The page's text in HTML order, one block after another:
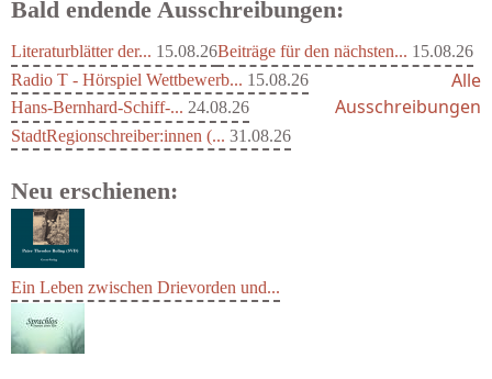
Bald endende Ausschreibungen:
Literaturblätter der... 15.08.26Beiträge für den nächsten... 15.08.26
Radio T - Hörspiel Wettbewerb... 15.08.26
Hans-Bernhard-Schiff-... 24.08.26
StadtRegionschreiber:innen (... 31.08.26
Alle
Ausschreibungen
Neu erschienen:
Ein Leben zwischen Drievorden und...